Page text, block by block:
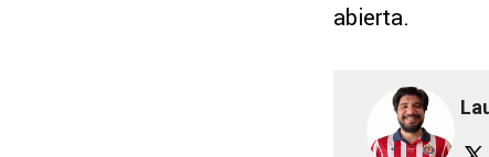
abierta.